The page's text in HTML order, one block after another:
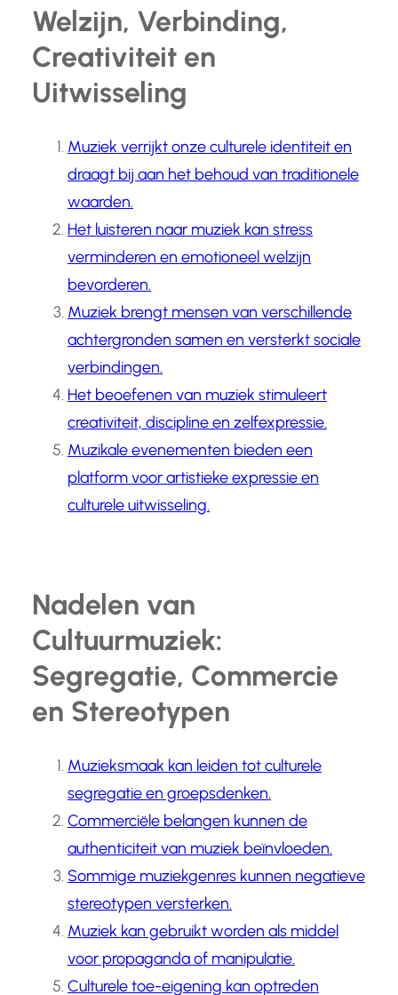
Welzijn, Verbinding,
Creativiteit en
Uitwisseling
Muziek verrijkt onze culturele identiteit en
draagt bij aan het behoud van traditionele
waarden.
Het luisteren naar muziek kan stress
verminderen en emotioneel welzijn
bevorderen.
Muziek brengt mensen van verschillende
achtergronden samen en versterkt sociale
verbindingen.
Het beoefenen van muziek stimuleert
creativiteit, discipline en zelfexpressie.
Muzikale evenementen bieden een
platform voor artistieke expressie en
culturele uitwisseling.
Nadelen van
Cultuurmuziek:
Segregatie, Commercie
en Stereotypen
Muzieksmaak kan leiden tot culturele
segregatie en groepsdenken.
Commerciële belangen kunnen de
authenticiteit van muziek beïnvloeden.
Sommige muziekgenres kunnen negatieve
stereotypen versterken.
Muziek kan gebruikt worden als middel
voor propaganda of manipulatie.
Culturele toe-eigening kan optreden